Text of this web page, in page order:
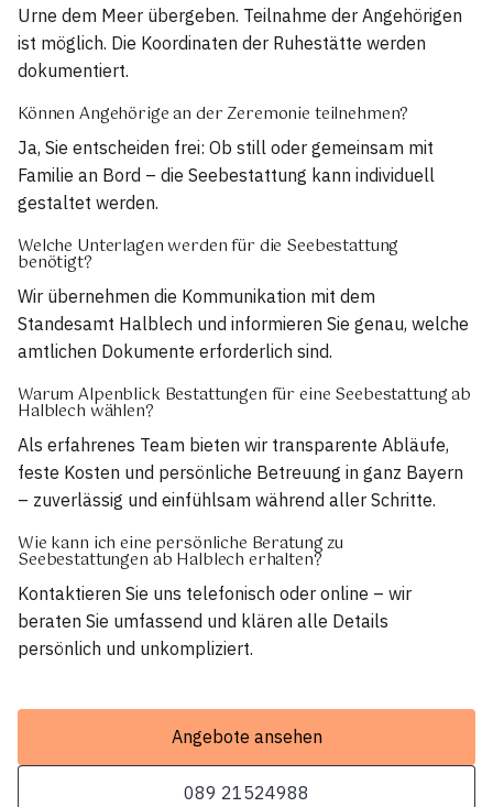
Urne dem Meer übergeben. Teilnahme der Angehörigen
ist möglich. Die Koordinaten der Ruhestätte werden
dokumentiert.
Können Angehörige an der Zeremonie teilnehmen?
Ja, Sie entscheiden frei: Ob still oder gemeinsam mit
Familie an Bord – die Seebestattung kann individuell
gestaltet werden.
Welche Unterlagen werden für die Seebestattung
benötigt?
Wir übernehmen die Kommunikation mit dem
Standesamt Halblech und informieren Sie genau, welche
amtlichen Dokumente erforderlich sind.
Warum Alpenblick Bestattungen für eine Seebestattung ab
Halblech wählen?
Als erfahrenes Team bieten wir transparente Abläufe,
feste Kosten und persönliche Betreuung in ganz Bayern
– zuverlässig und einfühlsam während aller Schritte.
Wie kann ich eine persönliche Beratung zu
Seebestattungen ab Halblech erhalten?
Kontaktieren Sie uns telefonisch oder online – wir
beraten Sie umfassend und klären alle Details
persönlich und unkompliziert.
Angebote ansehen
089 21524988